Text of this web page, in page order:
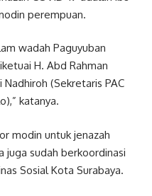
perempuan.
wadah Paguyuban
H. Abd Rahman
(Sekretaris PAC
katanya.
modin untuk jenazah
juga sudah berkoordinasi
Sosial Kota Surabaya.